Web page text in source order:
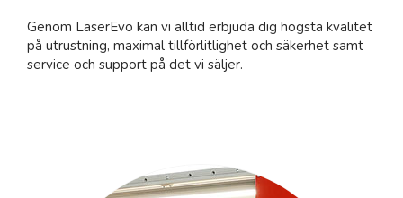
Genom LaserEvo kan vi alltid erbjuda dig högsta kvalitet
på utrustning, maximal tillförlitlighet och säkerhet samt
service och support på det vi säljer.